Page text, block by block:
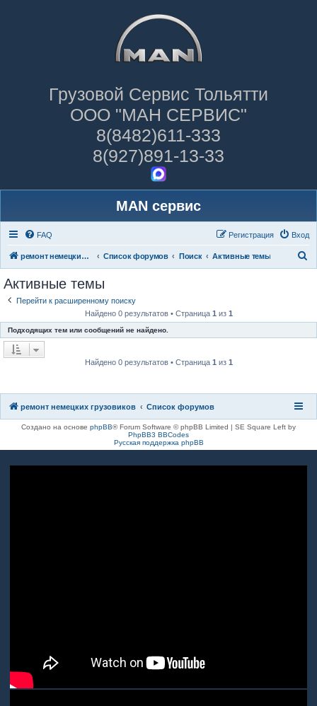
Грузовой Сервис Тольятти
ООО "МАН СЕРВИС"
8(8482)611-333
8(927)891-13-33
MAN сервис
FAQ Вход
Регистрация
ремонт немецких грузовиков Список форумов Поиск Активные темы
к
Активные темы
Перейти к расширенному поиску
Найдено 0 результатов • Страница 1 из 1
Подходящих тем или сообщений не найдено.
Найдено 0 результатов • Страница 1 из 1
ремонт немецких грузовиков Список форумов
Создано на основе phpBB® Forum Software © phpBB Limited | SE Square Left by
PhpBB3 BBCodes
Русская поддержка phpBB